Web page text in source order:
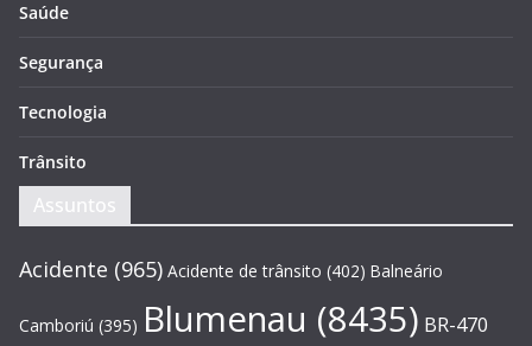
Saúde
Segurança
Tecnologia
Trânsito
Assuntos
Acidente (965) Acidente de trânsito (402) Balneário
Camboriú (395) Blumenau (8435) BR-470